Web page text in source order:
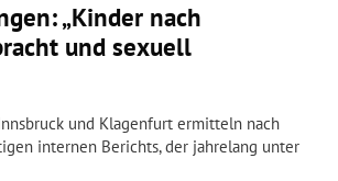
„Kinder nach
und sexuell
und Klagenfurt ermitteln nach
internen Berichts, der jahrelang unter